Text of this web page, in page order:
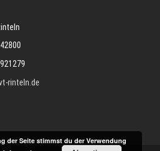
rinteln.de
der Seite stimmst du der Verwendung